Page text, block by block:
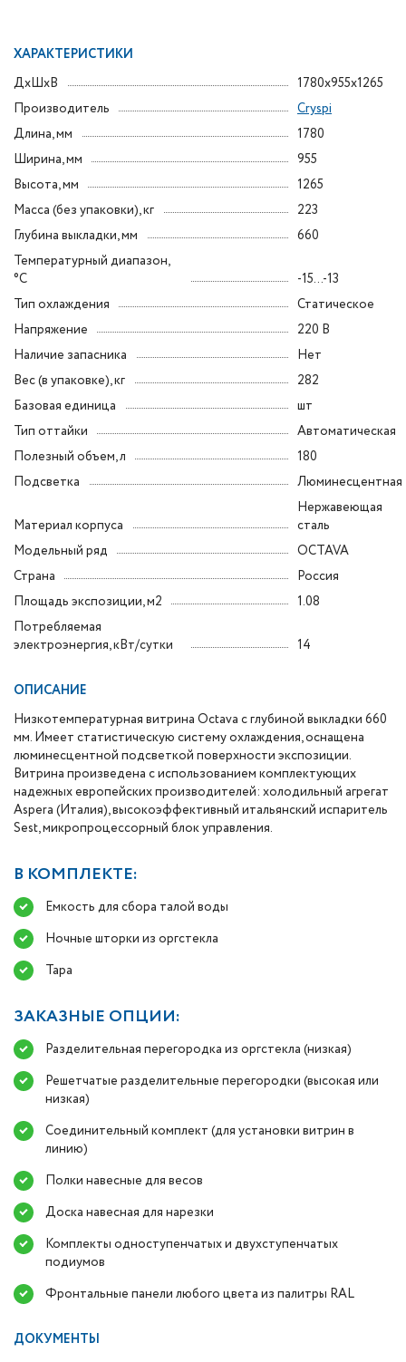
ХАРАКТЕРИСТИКИ
ДxШxВ
1780x955x1265
Производитель
Cryspi
Длина, мм
1780
Ширина, мм
955
Высота, мм
1265
Масса (без упаковки), кг
223
Глубина выкладки, мм
660
Температурный диапазон,
°C
-15...-13
Тип охлаждения
Статическое
Напряжение
220 В
Наличие запасника
Нет
Вес (в упаковке), кг
282
Базовая единица
шт
Тип оттайки
Автоматическая
Полезный объем, л
180
Подсветка
Люминесцентная
Материал корпуса
Нержавеющая
сталь
Модельный ряд
OCTAVA
Страна
Россия
Площадь экспозиции, м2
1.08
Потребляемая
электроэнергия, кВт/сутки
14
ОПИСАНИЕ
Низкотемпературная витрина Octava с глубиной выкладки 660
мм. Имеет статистическую систему охлаждения, оснащена
люминесцентной подсветкой поверхности экспозиции.
Витрина произведена с использованием комплектующих
надежных европейских производителей: холодильный агрегат
Aspera (Италия), высокоэффективный итальянский испаритель
Sest, микропроцессорный блок управления.
В КОМПЛЕКТЕ:
Емкость для сбора талой воды
Ночные шторки из оргстекла
Тара
ЗАКАЗНЫЕ ОПЦИИ:
Разделительная перегородка из оргстекла (низкая)
Решетчатые разделительные перегородки (высокая или
низкая)
Соединительный комплект (для установки витрин в
линию)
Полки навесные для весов
Доска навесная для нарезки
Комплекты одноступенчатых и двухступенчатых
подиумов
Фронтальные панели любого цвета из палитры RAL
ДОКУМЕНТЫ